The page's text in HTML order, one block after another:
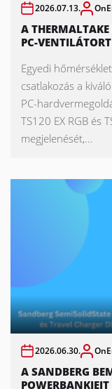
2026.07.13.
A
PC-VENTILÁTORT
Egyedi
csatlakozás a
PC-
TS120 EX RGB és
megjelenését,...
2026.06.30.
A SANDBERG